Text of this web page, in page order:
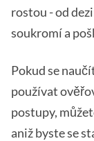
rostou - od
soukromí a
Pokud se
používat
postupy,
aniž byste se